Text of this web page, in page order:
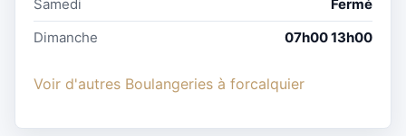
Samedi
Fermé
Dimanche
07h00 13h00
Voir d'autres Boulangeries à forcalquier